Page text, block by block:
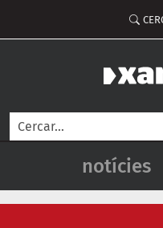
Cerca
notícies